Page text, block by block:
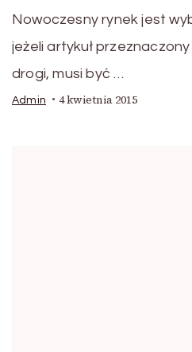
Nowoczesny rynek jest
jeżeli artykuł
drogi, musi być …
Admin 4 kwietnia 2015